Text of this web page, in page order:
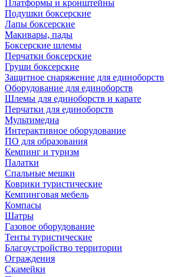
Платформы и кронштейны
Подушки боксерские
Лапы боксерские
Макивары, пады
Боксерские шлемы
Перчатки боксерские
Груши боксерские
Защитное снаряжение для единоборств
Оборудование для единоборств
Шлемы для единоборств и карате
Перчатки для единоборств
Мультимедиа
Интерактивное оборудование
ПО для образования
Кемпинг и туризм
Палатки
Спальные мешки
Коврики туристические
Кемпинговая мебель
Компасы
Шатры
Газовое оборудование
Тенты туристические
Благоустройство территории
Ограждения
Скамейки